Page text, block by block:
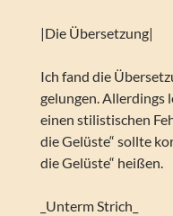
|Die Übersetzung|
Ich fand die
gelungen. Allerdings
einen stilistischen
die Gelüste“ sollte
die Gelüste“ heißen.
_Unterm Strich_